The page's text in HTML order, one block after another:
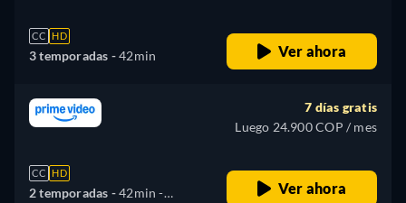
CC HD
3 temporadas -42min Ver ahora
CC HD
2 temporadas -42min -
7 días gratis
Luego 24.900 COP / mes
Ver ahora